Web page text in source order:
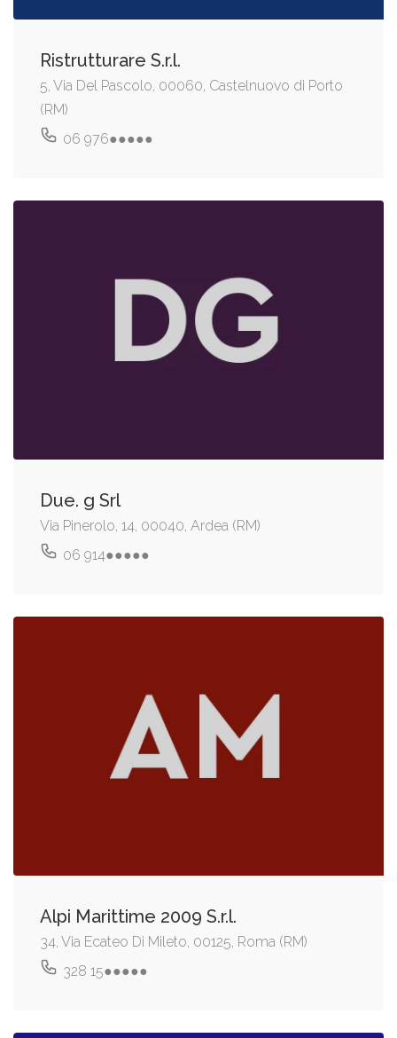
Ristrutturare S.r.l.
5, Via Del Pascolo, 00060, Castelnuovo di Porto
(RM)
06 976●●●●●
Due. g Srl
Via Pinerolo, 14, 00040, Ardea (RM)
06 914●●●●●
Alpi Marittime 2009 S.r.l.
34, Via Ecateo Di Mileto, 00125, Roma (RM)
328 15●●●●●